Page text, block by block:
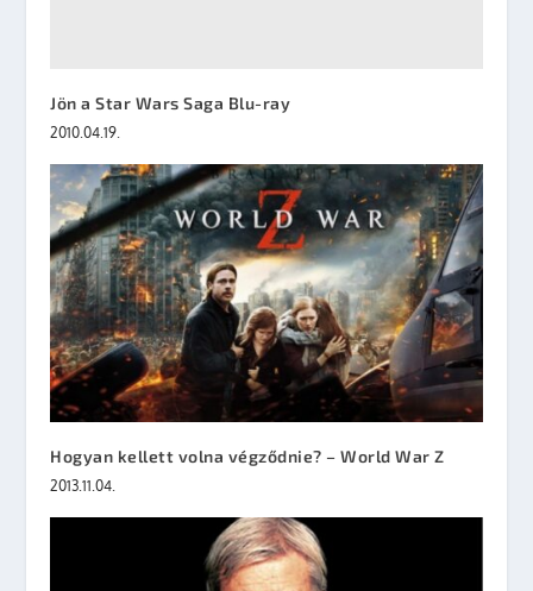
Jön a Star Wars Saga Blu-ray
2010.04.19.
Hogyan kellett volna végződnie? – World War Z
2013.11.04.